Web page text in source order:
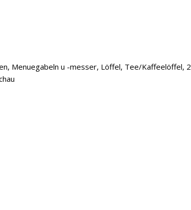
Menuegabeln u -messer, Löffel, Tee/Kaffeelöffel, 2